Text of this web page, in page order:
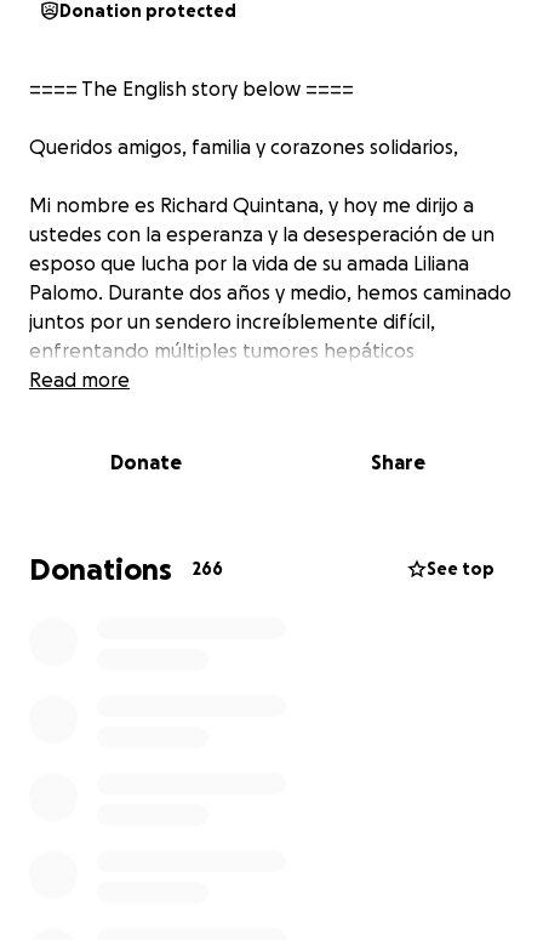
Donation protected
==== The English story below ====
Queridos amigos, familia y corazones solidarios,
Mi nombre es Richard Quintana, y hoy me dirijo a
ustedes con la esperanza y la desesperación de un
esposo que lucha por la vida de su amada Liliana
Palomo. Durante dos años y medio, hemos caminado
juntos por un sendero increíblemente difícil,
enfrentando múltiples tumores hepáticos
(hepatocarcinomas) que han intentado apagar su luz
convertido en una prueba diaria de amor, resistencia
La Lucha de Liliana: Una Situación Crítica
Read more
Donate Share
Donations 266 See top